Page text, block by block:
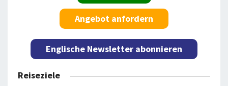
Angebot anfordern
Englische Newsletter abonnieren
Reiseziele